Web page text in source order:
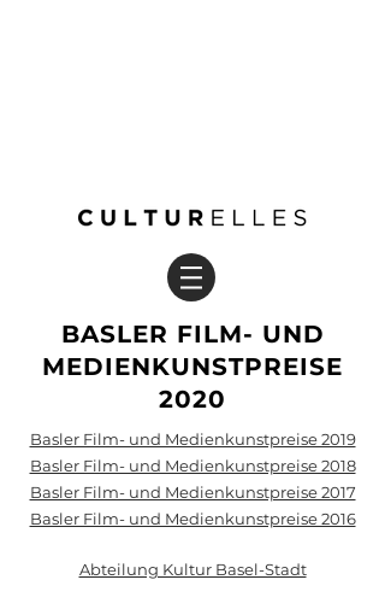
BASLER FILM- UND
MEDIENKUNSTPREISE
2020
Basler Film- und Medienkunstpreise 2019
Basler Film- und Medienkunstpreise 2018
Basler Film- und Medienkunstpreise 2017
Basler Film- und Medienkunstpreise 2016
Abteilung Kultur Basel-Stadt